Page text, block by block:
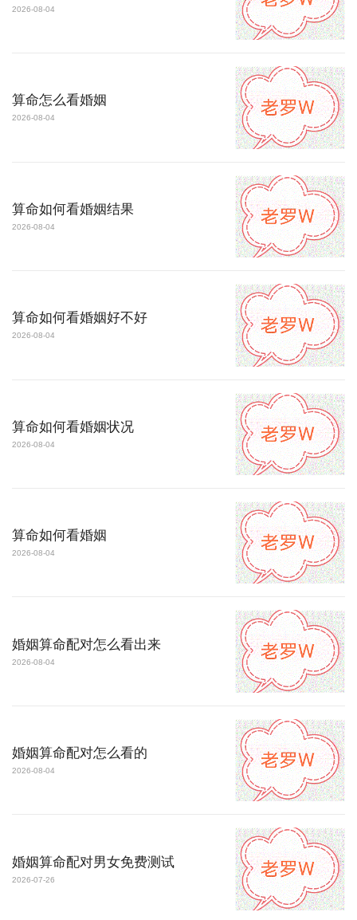
2026-08-04
算命怎么看婚姻
2026-08-04
算命如何看婚姻结果
2026-08-04
算命如何看婚姻好不好
2026-08-04
算命如何看婚姻状况
2026-08-04
算命如何看婚姻
2026-08-04
婚姻算命配对怎么看出来
2026-08-04
婚姻算命配对怎么看的
2026-08-04
婚姻算命配对男女免费测试
2026-07-26